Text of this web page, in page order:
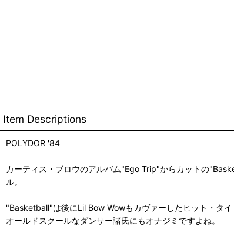
Item Descriptions
POLYDOR '84
カーティス・ブロウのアルバム"Ego Trip"からカットの
ル。
"Basketball"は後にLil Bow Wowもカヴァーしたヒット・タイ
オールドスクールなダンサー諸氏にもオナジミですよね。